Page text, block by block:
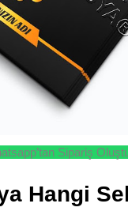
Sipariş
Hangi